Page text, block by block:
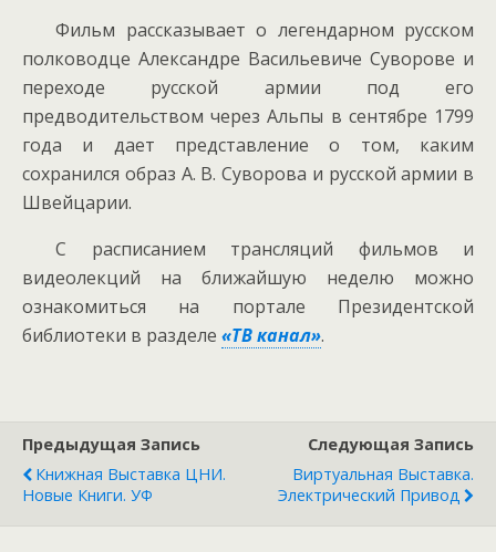
Фильм рассказывает о легендарном русском
полководце Александре Васильевиче Суворове и
переходе русской армии под его
предводительством через Альпы в сентябре 1799
года и дает представление о том, каким
сохранился образ А. В. Суворова и русской армии в
Швейцарии.
С расписанием трансляций фильмов и
видеолекций на ближайшую неделю можно
ознакомиться на портале Президентской
библиотеки в разделе «ТВ канал».
Предыдущая Запись
Книжная Выставка ЦНИ.
Новые Книги. УФ
Следующая Запись
Виртуальная Выставка.
Электрический Привод